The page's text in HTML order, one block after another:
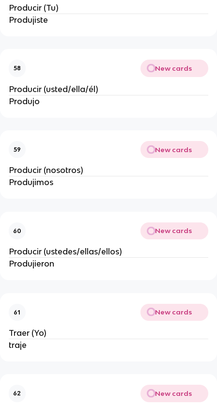
Producir (Tu)
Produjiste
58 New cards
Producir (usted/ella/él)
Produjo
59 New cards
Producir (nosotros)
Produjimos
60 New cards
Producir (ustedes/ellas/ellos)
Produjieron
61 New cards
Traer (Yo)
traje
62 New cards